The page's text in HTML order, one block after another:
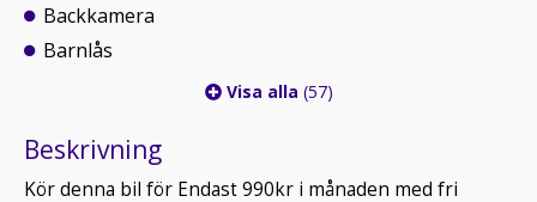
Backkamera
Barnlås
Visa alla (57)
Beskrivning
Kör denna bil för Endast 990kr i månaden med fri